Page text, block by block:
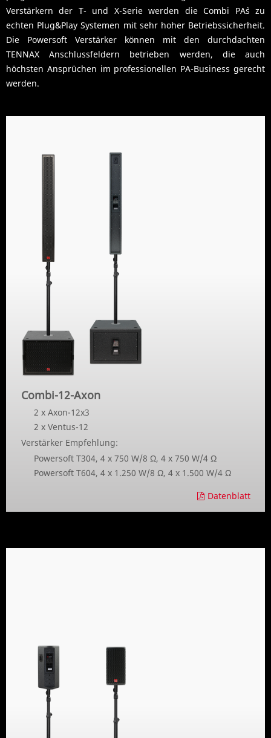
Verstärkern der T- und X-Serie werden die Combi PA`s zu
echten Plug&Play Systemen mit sehr hoher Betriebssicherheit.
Die Powersoft Verstärker können mit den durchdachten
TENNAX Anschlussfeldern betrieben werden, die auch
höchsten Ansprüchen im professionellen PA-Business gerecht
werden.
Combi-12-Axon
2 x Axon-12x3
2 x Ventus-12
Verstärker Empfehlung:
Powersoft T304, 4 x 750 W/8 Ω, 4 x 750 W/4 Ω
Powersoft T604, 4 x 1.250 W/8 Ω, 4 x 1.500 W/4 Ω
Datenblatt